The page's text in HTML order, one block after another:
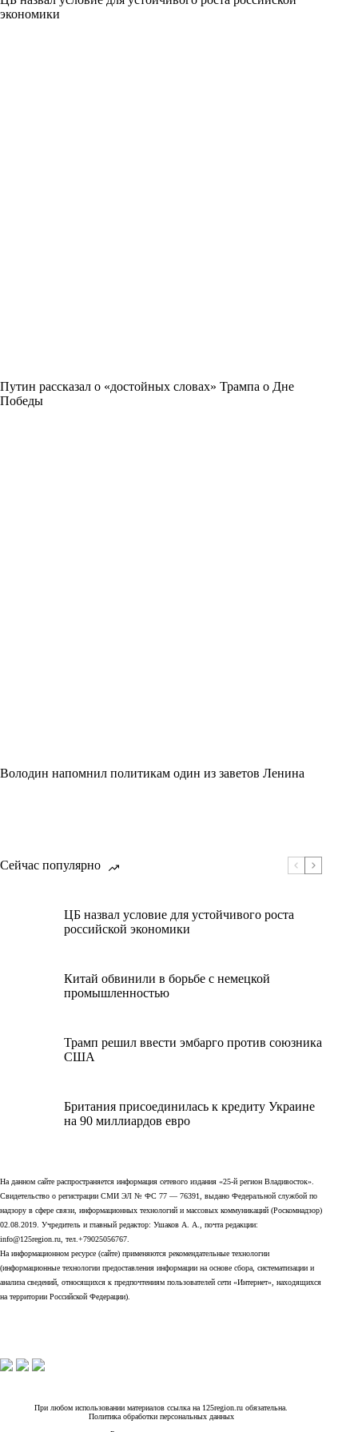
экономики
Путин рассказал о «достойных словах» Трампа о Дне
Победы
Володин напомнил политикам один из заветов Ленина
Сейчас популярно
ЦБ назвал условие для устойчивого роста
российской экономики
Китай обвинили в борьбе с немецкой
промышленностью
Трамп решил ввести эмбарго против союзника
США
Британия присоединилась к кредиту Украине
на 90 миллиардов евро
На данном сайте распространяется информация сетевого издания «25-й регион Владивосток».
Свидетельство о регистрации СМИ ЭЛ № ФС 77 — 76391, выдано Федеральной службой по
надзору в сфере связи, информационных технологий и массовых коммуникаций (Роскомнадзор)
02.08.2019. Учредитель и главный редактор: Ушаков А. А., почта редакции:
info@125region.ru, тел.+79025056767.
На информационном ресурсе (сайте) применяются рекомендательные технологии
(информационные технологии предоставления информации на основе сбора, систематизации и
анализа сведений, относящихся к предпочтениям пользователей сети «Интернет», находящихся
на территории Российской Федерации).
При любом использовании материалов ссылка на 125region.ru обязательна.
Политика обработки персональных данных